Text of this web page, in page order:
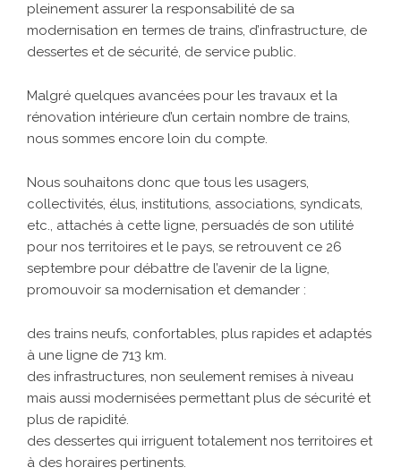
pleinement assurer la responsabilité de sa
modernisation en termes de trains, d’infrastructure, de
dessertes et de sécurité, de service public.
Malgré quelques avancées pour les travaux et la
rénovation intérieure d’un certain nombre de trains,
nous sommes encore loin du compte.
Nous souhaitons donc que tous les usagers,
collectivités, élus, institutions, associations, syndicats,
etc., attachés à cette ligne, persuadés de son utilité
pour nos territoires et le pays, se retrouvent ce 26
septembre pour débattre de l’avenir de la ligne,
promouvoir sa modernisation et demander :
des trains neufs, confortables, plus rapides et adaptés
à une ligne de 713 km.
des infrastructures, non seulement remises à niveau
mais aussi modernisées permettant plus de sécurité et
plus de rapidité.
des dessertes qui irriguent totalement nos territoires et
à des horaires pertinents.